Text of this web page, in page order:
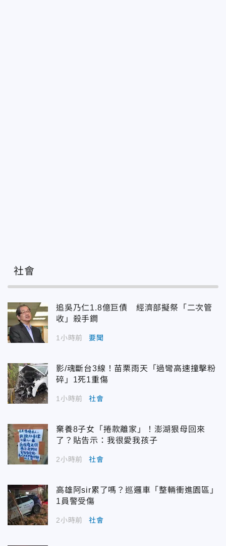
社會
追吳乃仁1.8億巨債 經濟部擬祭「二次管
收」殺手鐧
1小時前 要聞
影/魂斷台3線！苗栗雨天「過彎高速撞擊粉
碎」1死1重傷
1小時前 社會
棄養8子女「捲款離家」！澎湖狠母回來
了？貼告示：我很愛我孩子
2小時前 社會
高雄阿sir累了嗎？巡邏車「整輛衝進園區」
1員警受傷
2小時前 社會